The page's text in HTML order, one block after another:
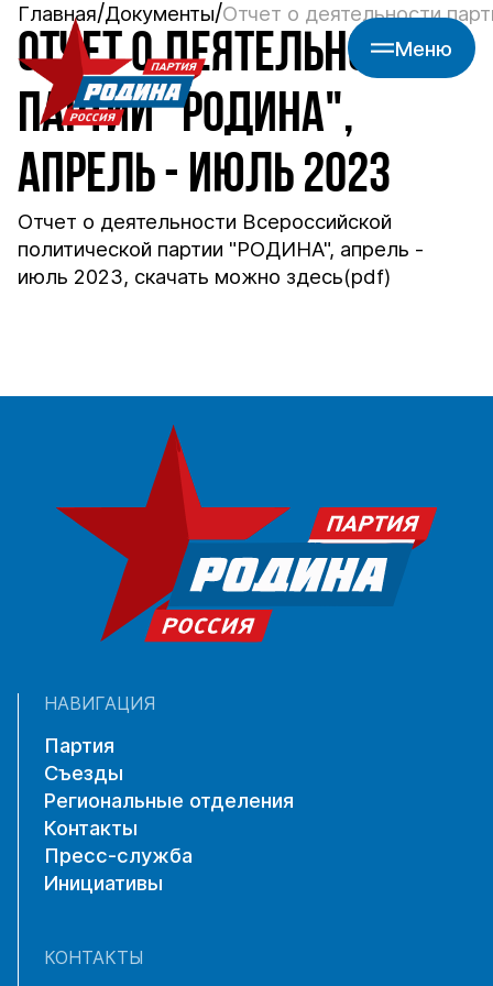
Меню
Главная Документы Отчет о деятельности
ОТЧЕТ О ДЕЯТЕЛЬНОСТИ
ПАРТИИ "РОДИНА",
АПРЕЛЬ - ИЮЛЬ 2023
Отчет о деятельности Всероссийской
политической партии "РОДИНА", апрель -
июль 2023, скачать можно здесь(pdf)
НАВИГАЦИЯ
Партия
Съезды
Региональные отделения
Контакты
Пресс-служба
Инициативы
КОНТАКТЫ